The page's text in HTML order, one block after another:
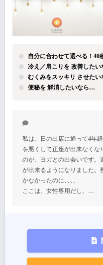
自分に合わせて選べる！40
冷え／肩こりを 改善した
むくみをスッキリ させた
便秘を 解消したいなら…
私は、日の出店に通って4年
を悪くして正座が出来なくな
のが、ヨガとの出会いです。
が出来るようになりました。
かなかったのに､､､。
ここは、女性専用だし、…